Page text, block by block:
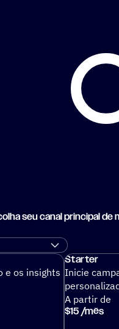
seu canal principal de
e os insights
Starter
Inicie
A partir de
$15 /mês